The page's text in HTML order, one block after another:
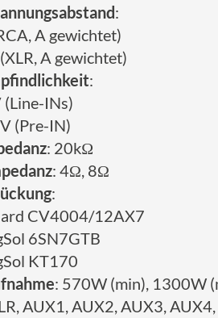
:
A gewichtet)
A gewichtet)
:
INs)
(Pre-IN)
: 20kΩ
: 4Ω, 8Ω
:
CV4004/12AX7
6SN7GTB
KT170
: 570W (min), 1300W
AUX1, AUX2, AUX3,